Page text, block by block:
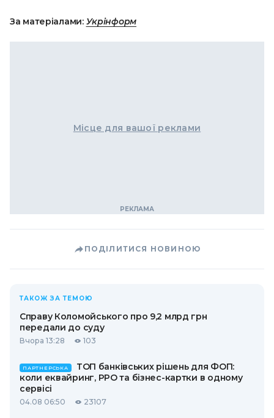
За матеріалами: Укрінформ
Місце для вашої реклами
ПОДІЛИТИСЯ НОВИНОЮ
ТАКОЖ ЗА ТЕМОЮ
Справу Коломойського про 9,2 млрд грн
передали до суду
Вчора 13:28 103
ПАРТНЕРСЬКА
ТОП банківських рішень для ФОП:
коли еквайринг, РРО та бізнес-картки в одному
сервісі
04.08 06:50 23107